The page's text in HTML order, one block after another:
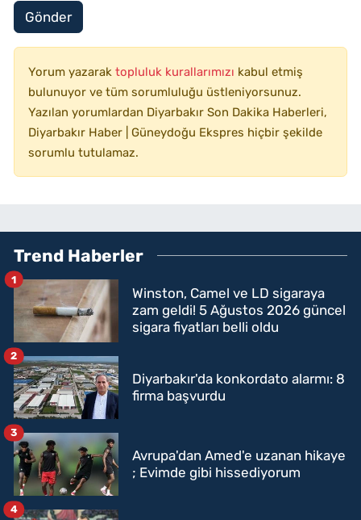
Gönder
Yorum yazarak topluluk kurallarımızı kabul etmiş
bulunuyor ve tüm sorumluluğu üstleniyorsunuz.
Yazılan yorumlardan Diyarbakır Son Dakika Haberleri,
Diyarbakır Haber | Güneydoğu Ekspres hiçbir şekilde
sorumlu tutulamaz.
Trend Haberler
Winston, Camel ve LD sigaraya
zam geldi! 5 Ağustos 2026 güncel
sigara fiyatları belli oldu
1
Diyarbakır'da konkordato alarmı: 8
firma başvurdu
2
Avrupa'dan Amed'e uzanan hikaye
; Evimde gibi hissediyorum
3
4